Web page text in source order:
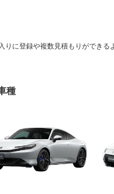
りに登録や複数見積もりができる
種